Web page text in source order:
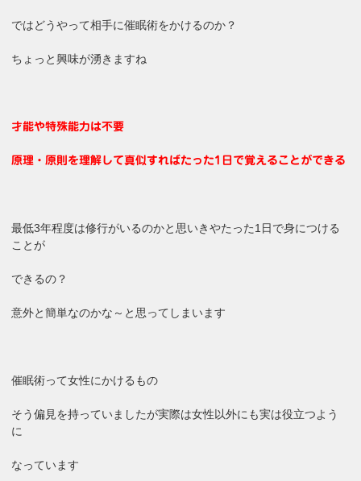
ではどうやって相手に催眠術をかけるのか？
ちょっと興味が湧きますね
才能や特殊能力は不要
原理・原則を理解して真似すればたった1日で覚えることができる
最低3年程度は修行がいるのかと思いきやたった1日で身につける
ことが
できるの？
意外と簡単なのかな～と思ってしまいます
催眠術って女性にかけるもの
そう偏見を持っていましたが実際は女性以外にも実は役立つよう
に
なっています